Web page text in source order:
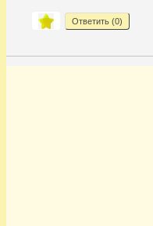
Ответить (0)